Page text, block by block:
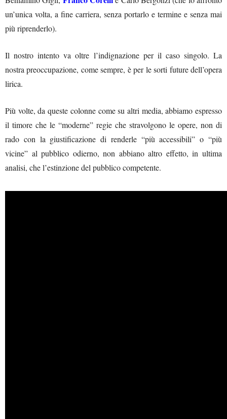
un’unica volta, a fine carriera, senza portarlo e termine e senza mai
più riprenderlo).
Il nostro intento va oltre l’indignazione per il caso singolo. La
nostra preoccupazione, come sempre, è per le sorti future dell’opera
lirica.
Più volte, da queste colonne come su altri media, abbiamo espresso
il timore che le “moderne” regie che stravolgono le opere, non di
rado con la giustificazione di renderle “più accessibili” o “più
vicine” al pubblico odierno, non abbiano altro effetto, in ultima
analisi, che l’estinzione del pubblico competente.